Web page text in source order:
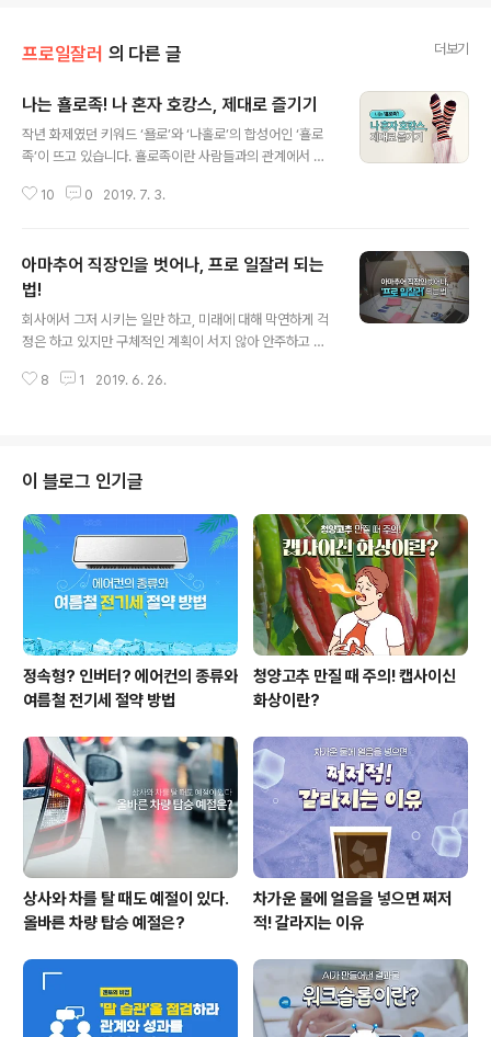
프로일잘러 의 다른 글 더보기
나는 횰로족! 나 혼자 호캉스, 제대로 즐기기
작년 화제였던 키워드 ‘욜로’와 ‘나홀로’의 합성어인 ‘횰로
족’이 뜨고 있습니다. 횰로족이란 사람들과의 관계에서 벗
는데요. 혼자서도 잘 노는 당신, 이번 여름 휴가를 어떻게
텔을 추천합니다. 최근 트렌드에 따라 혼자서도 이색적으
로 호텔 숙박을 즐길 수 있는 1인 패키지를 저렴한 가격으
로 내놓는 호텔이 많아졌는데요. 혼자서 호캉스 가기 좋은
호텔과 진행 중인 프로모션을 소개하도록 하겠습니다. ●
글래드 호텔(마포, 강남) : 화사한 SUMMER 뷰캉스 글래
드 마포호텔에서 여름기간 한정으로 즐길 수 있는 단독 프
10 0 2019. 7. 3.
아마추어 직장인을 벗어나, 프로 일잘러 되는
법!
회사에서 그저 시키는 일만 하고, 미래에 대해 막연하게 걱
정은 하고 있지만 구체적인 계획이 서지 않아 안주하고 있
더 성장하고 싶은 마음만 가득한 아마추어 직장인이라는
는데요. 신입 티를 벗은 #일잘러가 되기 위해 어떤 실천을
해야 하는지 알아보도록 하겠습니다. ● 자기 분석을 통한
장기 로드맵 설정하기 효과적인 경력관리를 위해서 장기
로드맵이 필요합니다. 나에게 맞는 로드맵을 세우기 위해
서는 먼저 자신을 객관적으로 평가해야 합니다. 지금 맡은
업무뿐 아니라 업무 처리 능력, 회사의 ..
8 1 2019. 6. 26.
이 블로그 인기글
정속형? 인버터? 에어컨의 종류와
여름철 전기세 절약 방법
청양고추 만질 때 주의! 캡사이신
화상이란?
상사와 차를 탈 때도 예절이 있다.
올바른 차량 탑승 예절은?
차가운 물에 얼음을 넣으면 쩌저
적! 갈라지는 이유